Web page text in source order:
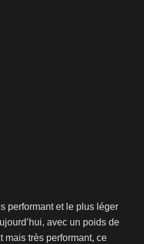
performant et le plus léger
avec un poids de
mais très performant, ce